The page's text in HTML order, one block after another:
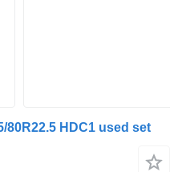
HDC1 used set